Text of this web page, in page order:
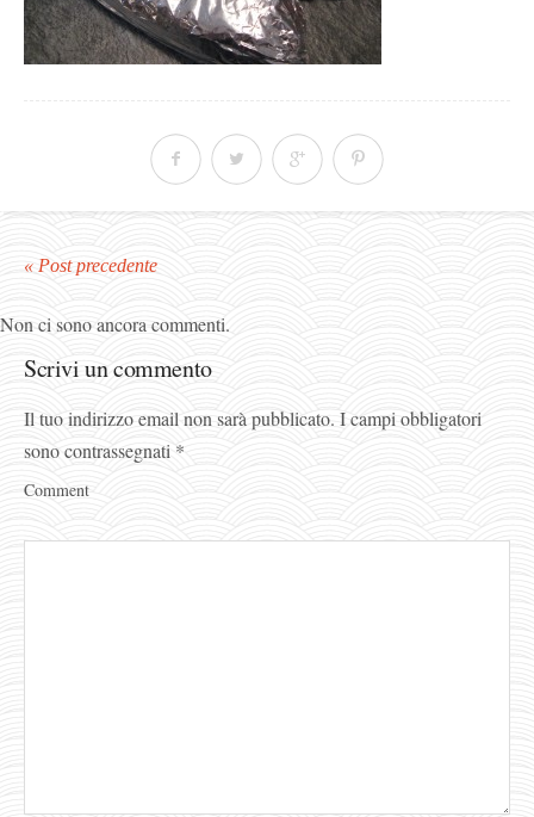
« Post precedente
Non ci sono ancora commenti.
Scrivi un commento
Il tuo indirizzo email non sarà pubblicato. I campi obbligatori
sono contrassegnati *
Comment